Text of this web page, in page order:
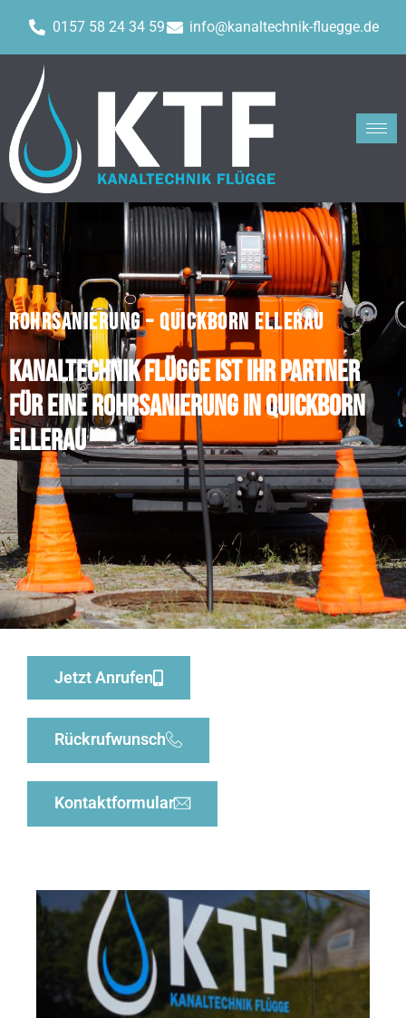
0157 58 24 34 59 info@kanaltechnik-fluegge.de
ROHRSANIERUNG – QUICKBORN ELLERAU
Kanaltechnik Flügge ist Ihr Partner
für eine Rohrsanierung in Quickborn
Ellerau
Jetzt Anrufen
Rückrufwunsch
Kontaktformular